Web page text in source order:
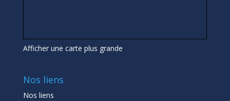
Afficher une carte plus grande
Nos liens
Nos liens